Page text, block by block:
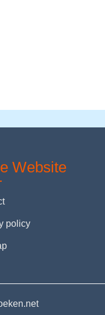
Website
policy